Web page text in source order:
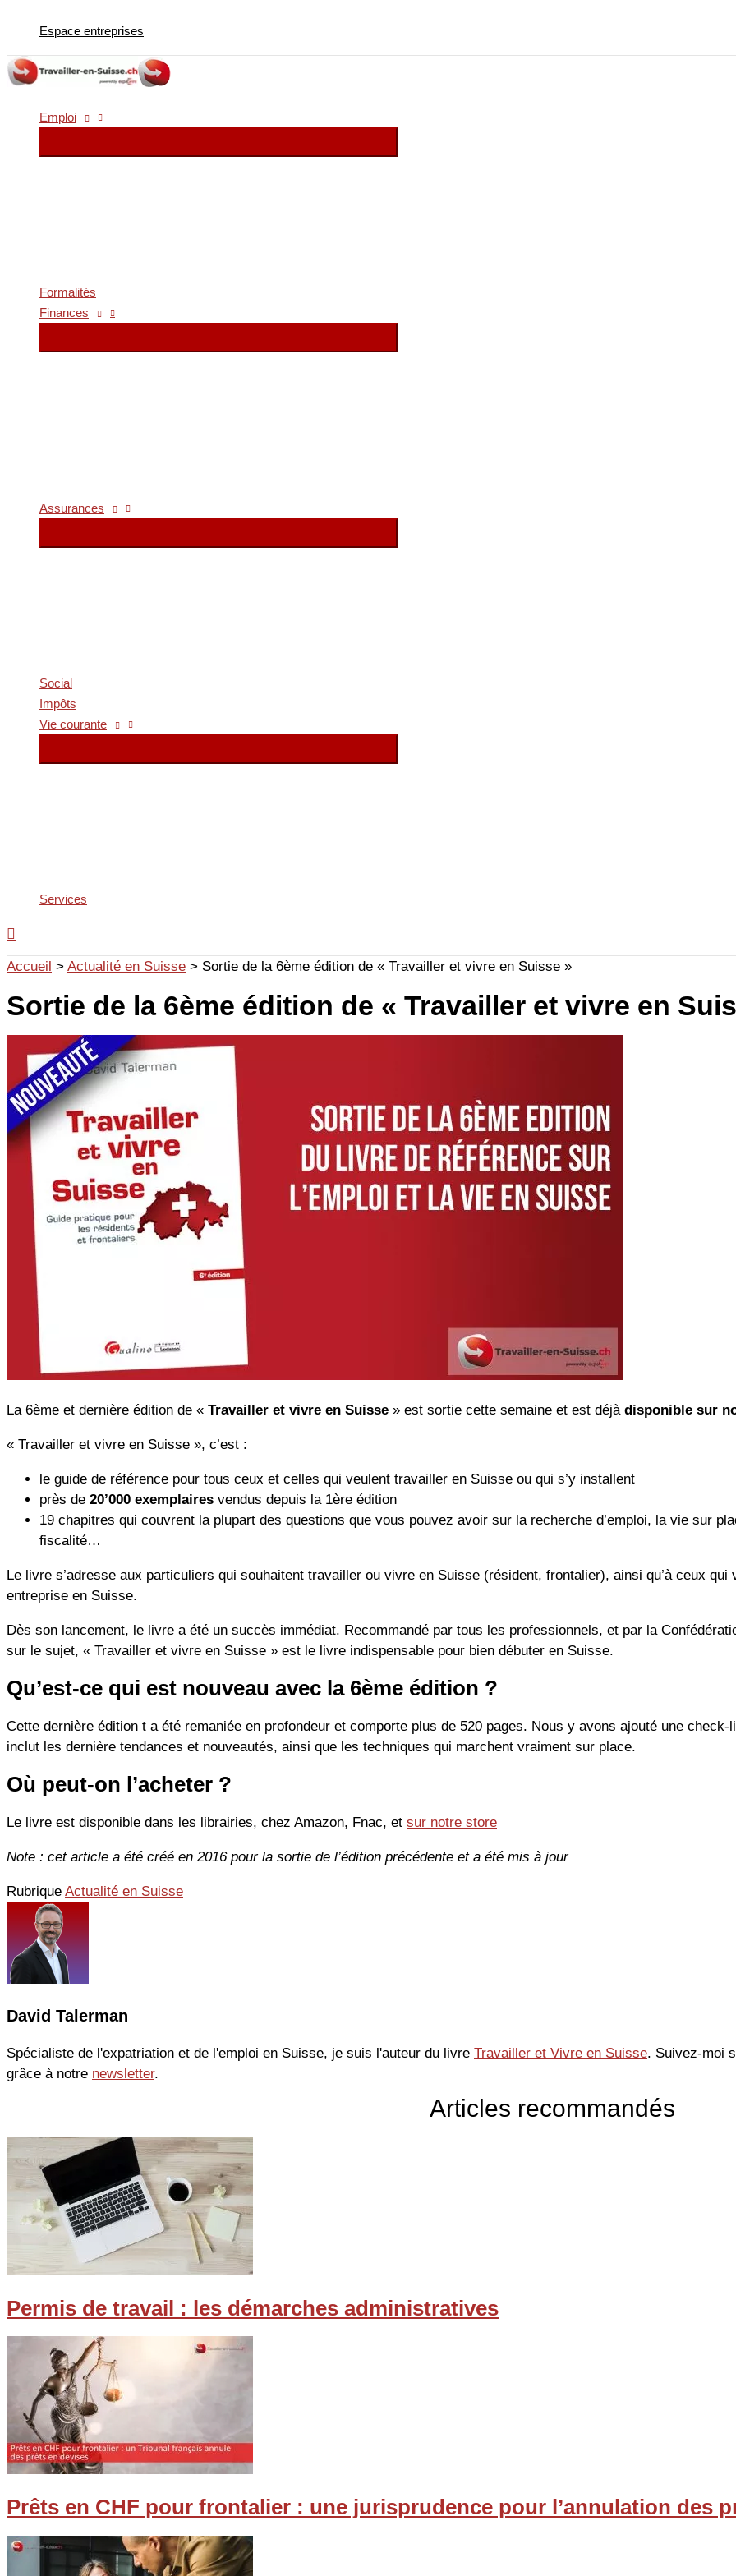
contenu
Espace entreprises
Emploi
Formalités
Finances
Assurances
Social
Impôts
Vie courante
Services
Accueil > Actualité en Suisse > Sortie de la 6ème édition de « Travailler et vivre en Suisse »
Sortie de la 6ème édition de « Travailler et vivre en
La 6ème et dernière édition de « Travailler et vivre en Suisse » est sortie cette semaine et est déjà disponible sur
« Travailler et vivre en Suisse », c’est :
le guide de référence pour tous ceux et celles qui veulent travailler en Suisse ou qui s’y installent
près de 20’000 exemplaires vendus depuis la 1ère édition
19 chapitres qui couvrent la plupart des questions que vous pouvez avoir sur la recherche d’emploi, la vie sur
fiscalité…
Le livre s’adresse aux particuliers qui souhaitent travailler ou vivre en Suisse (résident, frontalier), ainsi qu’à ceux
entreprise en Suisse.
Dès son lancement, le livre a été un succès immédiat. Recommandé par tous les professionnels, et par la
sur le sujet, « Travailler et vivre en Suisse » est le livre indispensable pour bien débuter en Suisse.
Qu’est-ce qui est nouveau avec la 6ème édition ?
Cette dernière édition t a été remaniée en profondeur et comporte plus de 520 pages. Nous y avons ajouté une
inclut les dernière tendances et nouveautés, ainsi que les techniques qui marchent vraiment sur place.
Où peut-on l’acheter ?
Le livre est disponible dans les librairies, chez Amazon, Fnac, et sur notre store
Note : cet article a été créé en 2016 pour la sortie de l’édition précédente et a été mis à jour
Rubrique Actualité en Suisse
David Talerman
Spécialiste de l'expatriation et de l'emploi en Suisse, je suis l'auteur du livre Travailler et Vivre en Suisse. Suivez-moi
grâce à notre newsletter.
Articles recommandés
Permis de travail : les démarches administratives
Prêts en CHF pour frontalier : une jurisprudence pour l’annulation des